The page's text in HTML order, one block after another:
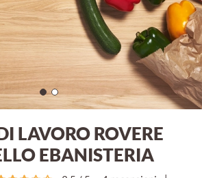
LAVORO ROVERE
EBANISTERIA